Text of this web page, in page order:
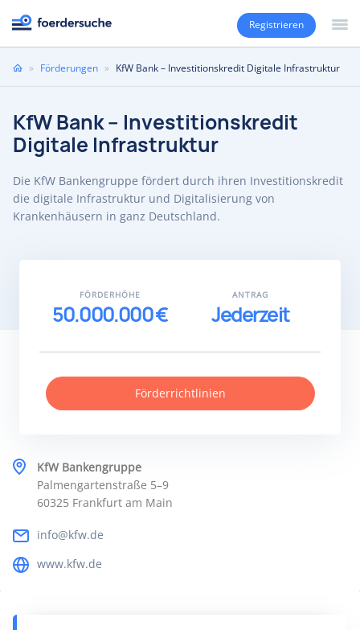
Registrieren
Sie» Förderungen » KfW Bank – Investitionskredit Digitale Infrastruktur
KfW Bank – Investitionskredit
Digitale Infrastruktur
Die KfW Bankengruppe fördert durch ihren Investitionskredit
die digitale Infrastruktur und Digitalisierung von
Krankenhäusern in ganz Deutschland.
KfW Bankengruppe
Palmengartenstraße 5–9
60325 Frankfurt am Main
info@kfw.de
www.kfw.de
FÖRDERHÖHE
50.000.000 €
ANTRAG
Jederzeit
Förderrichtlinien